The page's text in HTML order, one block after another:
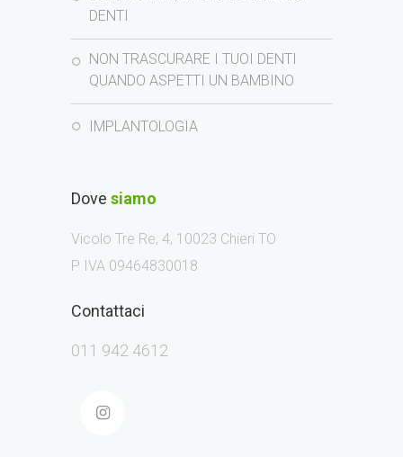
DENTI
NON TRASCURARE I TUOI DENTI
QUANDO ASPETTI UN BAMBINO
IMPLANTOLOGIA
Dove siamo
Vicolo Tre Re, 4, 10023 Chieri TO
P IVA 09464830018
Contattaci
011 942 4612